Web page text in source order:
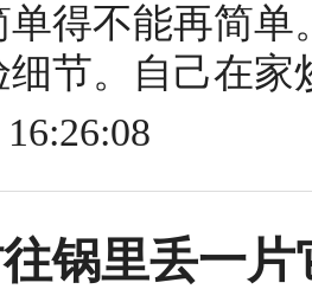
得不能再简
细节。自己在
锅里丢一